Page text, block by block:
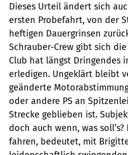
Dieses Urteil ändert sich
ersten Probefahrt, von der
heftigen Dauergrinsen
Schrauber-Crew gibt sich
Club hat längst Dringendes
erledigen. Ungeklärt bleibt
geänderte
oder andere PS an
Strecke geblieben ist.
doch auch wenn, was soll’s?
fahren, bedeutet, mit